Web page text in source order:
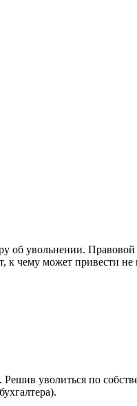
об увольнении.
чему может привести не
Решив уволиться по